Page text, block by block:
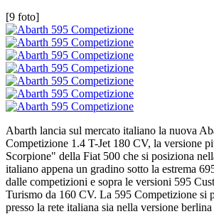
[9 foto]
Abarth lancia sul mercato italiano la nuova
Competizione 1.4 T-Jet 180 CV, la versione
Scorpione" della Fiat 500 che si posiziona
italiano appena un gradino sotto la estrema
dalle competizioni e sopra le versioni 595
Turismo da 160 CV. La 595 Competizione si
presso la rete italiana sia nella versione